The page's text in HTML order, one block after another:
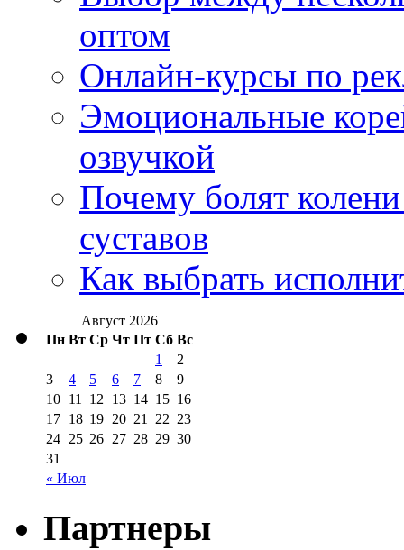
оптом
Онлайн-курсы по
Эмоциональные
озвучкой
Почему болят
суставов
Как выбрать
Август 2026
Пн Вт Ср Чт Пт Сб Вс
« Июл
1
2
3
4 5 6 7 8
9
10 11 12 13 14 15 16
17 18 19 20 21 22 23
24 25 26 27 28 29 30
31
Партнеры